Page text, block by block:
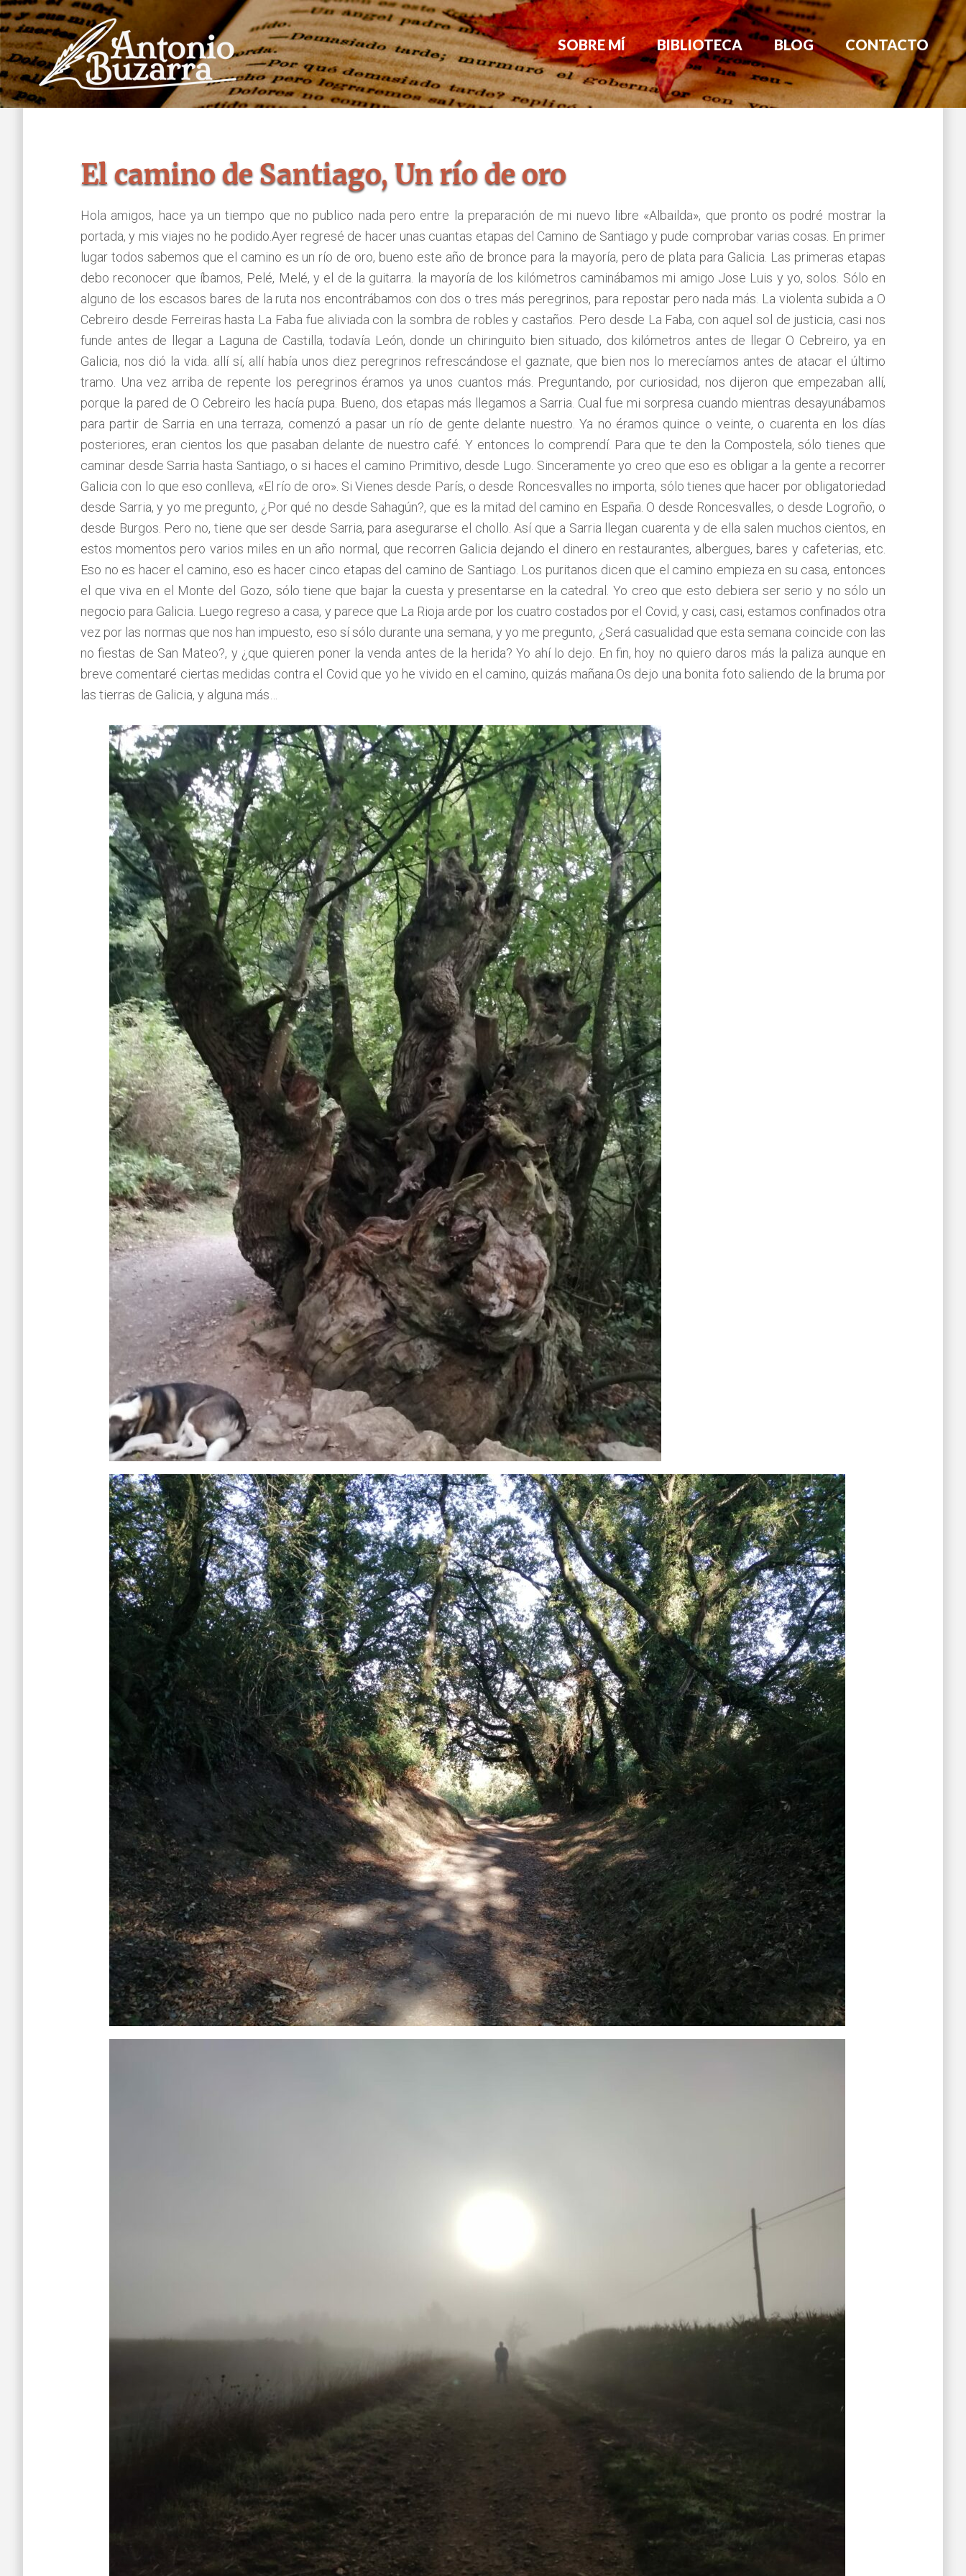
Saltar
al
contenido
principal
Saltar
al
pie
de
página
SOBRE MÍ BIBLIOTECA BLOG CONTACTO
El camino de Santiago, Un río de oro
Hola amigos, hace ya un tiempo que no publico nada pero entre la preparación de mi nuevo libre «Albailda», que pronto os podré mostrar la
portada, y mis viajes no he podido.Ayer regresé de hacer unas cuantas etapas del Camino de Santiago y pude comprobar varias cosas. En primer
lugar todos sabemos que el camino es un río de oro, bueno este año de bronce para la mayoría, pero de plata para Galicia. Las primeras etapas
debo reconocer que íbamos, Pelé, Melé, y el de la guitarra. la mayoría de los kilómetros caminábamos mi amigo Jose Luis y yo, solos. Sólo en
alguno de los escasos bares de la ruta nos encontrábamos con dos o tres más peregrinos, para repostar pero nada más. La violenta subida a O
Cebreiro desde Ferreiras hasta La Faba fue aliviada con la sombra de robles y castaños. Pero desde La Faba, con aquel sol de justicia, casi nos
funde antes de llegar a Laguna de Castilla, todavía León, donde un chiringuito bien situado, dos kilómetros antes de llegar O Cebreiro, ya en
Galicia, nos dió la vida. allí sí, allí había unos diez peregrinos refrescándose el gaznate, que bien nos lo merecíamos antes de atacar el último
tramo. Una vez arriba de repente los peregrinos éramos ya unos cuantos más. Preguntando, por curiosidad, nos dijeron que empezaban allí,
porque la pared de O Cebreiro les hacía pupa. Bueno, dos etapas más llegamos a Sarria. Cual fue mi sorpresa cuando mientras desayunábamos
para partir de Sarria en una terraza, comenzó a pasar un río de gente delante nuestro. Ya no éramos quince o veinte, o cuarenta en los días
posteriores, eran cientos los que pasaban delante de nuestro café. Y entonces lo comprendí. Para que te den la Compostela, sólo tienes que
caminar desde Sarria hasta Santiago, o si haces el camino Primitivo, desde Lugo. Sinceramente yo creo que eso es obligar a la gente a recorrer
Galicia con lo que eso conlleva, «El río de oro». Si Vienes desde París, o desde Roncesvalles no importa, sólo tienes que hacer por obligatoriedad
desde Sarria, y yo me pregunto, ¿Por qué no desde Sahagún?, que es la mitad del camino en España. O desde Roncesvalles, o desde Logroño, o
desde Burgos. Pero no, tiene que ser desde Sarria, para asegurarse el chollo. Así que a Sarria llegan cuarenta y de ella salen muchos cientos, en
estos momentos pero varios miles en un año normal, que recorren Galicia dejando el dinero en restaurantes, albergues, bares y cafeterias, etc.
Eso no es hacer el camino, eso es hacer cinco etapas del camino de Santiago. Los puritanos dicen que el camino empieza en su casa, entonces
el que viva en el Monte del Gozo, sólo tiene que bajar la cuesta y presentarse en la catedral. Yo creo que esto debiera ser serio y no sólo un
negocio para Galicia. Luego regreso a casa, y parece que La Rioja arde por los cuatro costados por el Covid, y casi, casi, estamos confinados otra
vez por las normas que nos han impuesto, eso sí sólo durante una semana, y yo me pregunto, ¿Será casualidad que esta semana coincide con las
no fiestas de San Mateo?, y ¿que quieren poner la venda antes de la herida? Yo ahí lo dejo. En fin, hoy no quiero daros más la paliza aunque en
breve comentaré ciertas medidas contra el Covid que yo he vivido en el camino, quizás mañana.Os dejo una bonita foto saliendo de la bruma por
las tierras de Galicia, y alguna más…